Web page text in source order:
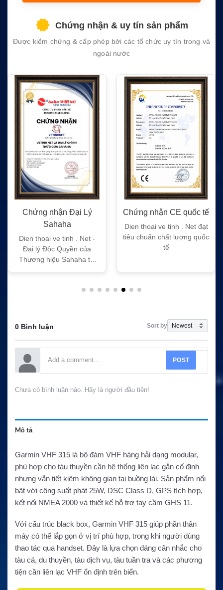
empty.
Chứng nhận & uy tín sản phẩm
Được kiểm chứng & cấp phép bởi các tổ chức uy tín trong và
ngoài nước
Chứng nhận Đại Lý
Sahaha
Dien thoai ve tinh . Net -
Đại lý Độc Quyền của
Thương hiệu Sahaha tại
Chứng nhận CE quốc tế
Dien thoai ve tinh . Net đạt
tiêu chuẩn chất lượng quốc
tế
0 Bình luận Sort by
POST
Chưa có bình luận nào. Hãy là người đầu tiên!
Mô tả
Garmin VHF 315 là bộ đàm VHF hàng hải dạng modular,
phù hợp cho tàu thuyền cần hệ thống liên lạc gắn cố định
nhưng vẫn tiết kiệm không gian tại buồng lái. Sản phẩm nổi
bật với công suất phát 25W, DSC Class D, GPS tích hợp,
kết nối NMEA 2000 và thiết kế hỗ trợ tay cầm GHS 11.
Với cấu trúc black box, Garmin VHF 315 giúp phần thân
máy có thể lắp gọn ở vị trí phù hợp, trong khi người dùng
thao tác qua handset. Đây là lựa chọn đáng cân nhắc cho
tàu cá, du thuyền, tàu dịch vụ, tàu tuần tra và các phương
tiện cần liên lạc VHF ổn định trên biển.